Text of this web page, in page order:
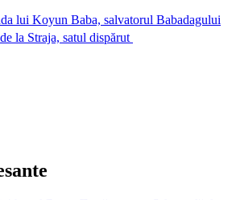
lui Koyun Baba, salvatorul Babadagului
la Straja, satul dispărut